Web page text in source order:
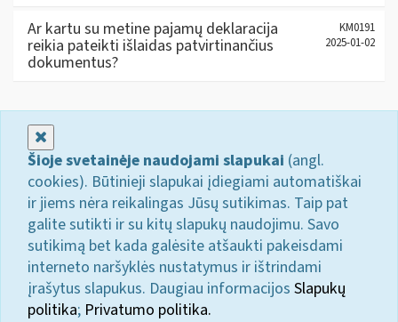
Ar kartu su metine pajamų deklaracija
reikia pateikti išlaidas patvirtinančius
dokumentus?
KM0191
2025-01-02
Šioje svetainėje naudojami slapukai (angl.
cookies). Būtinieji slapukai įdiegiami automatiškai
ir jiems nėra reikalingas Jūsų sutikimas. Taip pat
galite sutikti ir su kitų slapukų naudojimu. Savo
sutikimą bet kada galėsite atšaukti pakeisdami
interneto naršyklės nustatymus ir ištrindami
įrašytus slapukus. Daugiau informacijos Slapukų
politika; Privatumo politika.